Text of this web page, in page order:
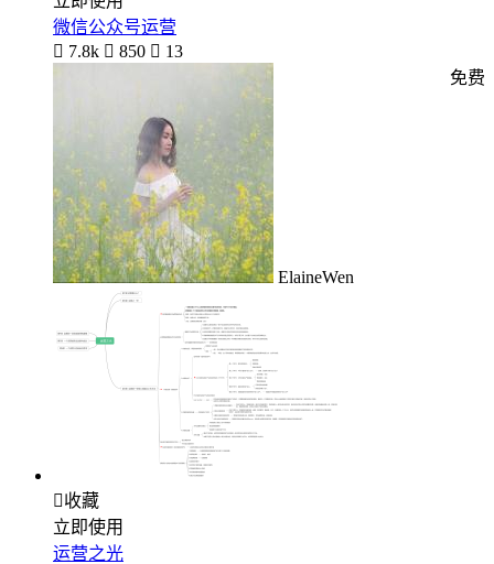
微信公众号运营
 7.8k  850  13
ElaineWen
免费
收藏
立即使用
运营之光